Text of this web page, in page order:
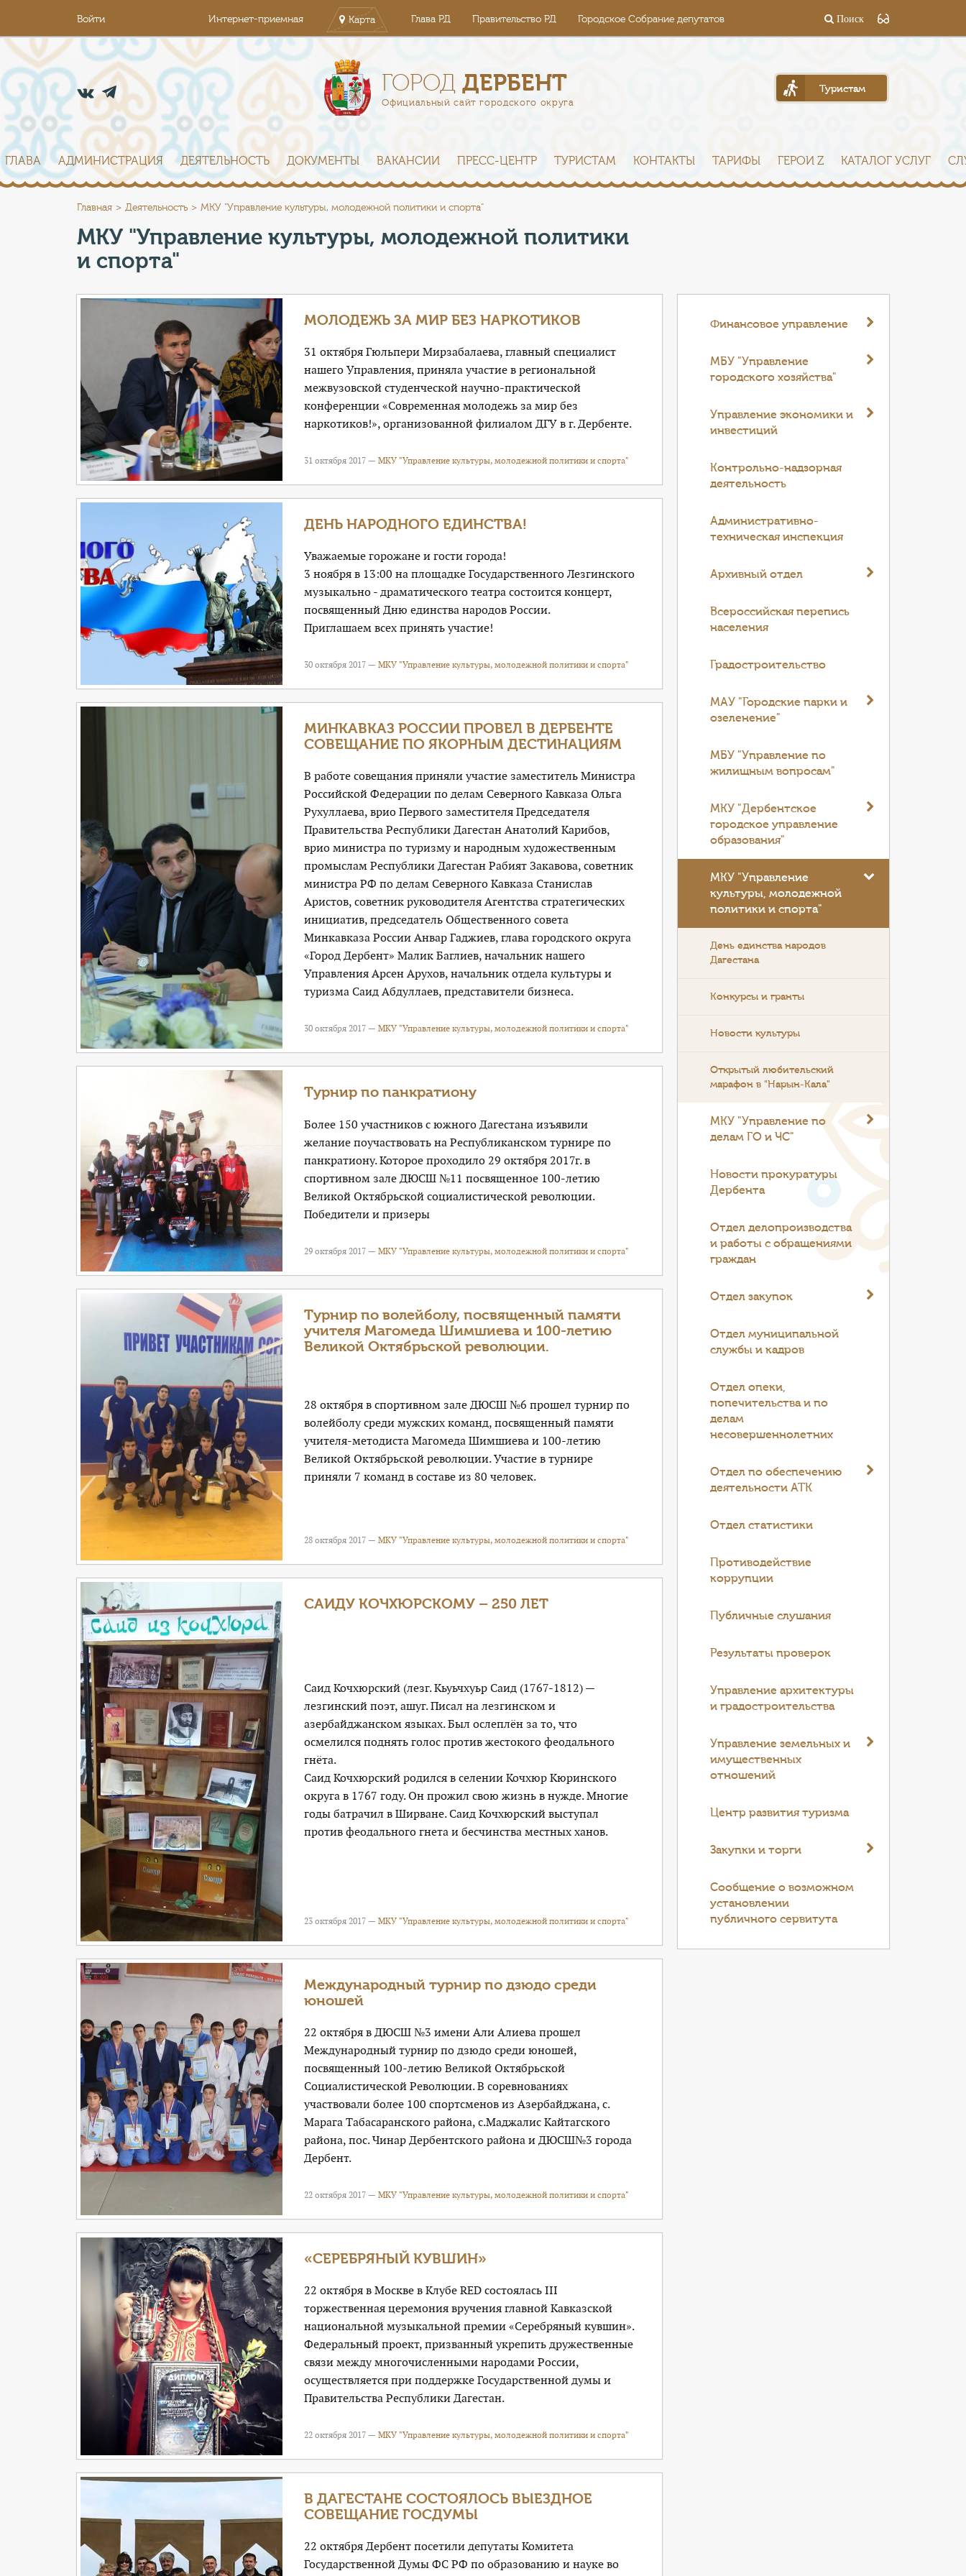
Войти Интернет-приемная Карта Глава РД Правительство РД Городское Собрание депутатов Поиск
ГОРОДДЕРБЕНТ
Официальный сайт городского округа
Туристам
ГЛАВА АДМИНИСТРАЦИЯ ДЕЯТЕЛЬНОСТЬ ДОКУМЕНТЫ ВАКАНСИИ ПРЕСС-ЦЕНТР ТУРИСТАМ КОНТАКТЫ ТАРИФЫ ГЕРОИ Z КАТАЛОГ УСЛУГ
Главная Деятельность МКУ "Управление культуры, молодежной политики и спорта"
МКУ "Управление культуры, молодежной политики
и спорта"
МОЛОДЕЖЬ ЗА МИР БЕЗ НАРКОТИКОВ
31 октября Гюльпери Мирзабалаева, главный специалист
нашего Управления, приняла участие в региональной
межвузовской студенческой научно-практической
конференции «Современная молодежь за мир без
наркотиков!», организованной филиалом ДГУ в г. Дербенте.
31 октября 2017 —МКУ "Управление культуры, молодежной политики и спорта"
ДЕНЬ НАРОДНОГО ЕДИНСТВА!
Уважаемые горожане и гости города!
3 ноября в 13:00 на площадке Государственного Лезгинского
музыкально - драматического театра состоится концерт,
посвященный Дню единства народов России.
Приглашаем всех принять участие!
30 октября 2017 —МКУ "Управление культуры, молодежной политики и спорта"
МИНКАВКАЗ РОССИИ ПРОВЕЛ В ДЕРБЕНТЕ
СОВЕЩАНИЕ ПО ЯКОРНЫМ ДЕСТИНАЦИЯМ
В работе совещания приняли участие заместитель Министра
Российской Федерации по делам Северного Кавказа Ольга
Рухуллаева, врио Первого заместителя Председателя
Правительства Республики Дагестан Анатолий Карибов,
врио министра по туризму и народным художественным
промыслам Республики Дагестан Рабият Закавова, советник
министра РФ по делам Северного Кавказа Станислав
Аристов, советник руководителя Агентства стратегических
инициатив, председатель Общественного совета
Минкавказа России Анвар Гаджиев, глава городского округа
«Город Дербент» Малик Баглиев, начальник нашего
Управления Арсен Арухов, начальник отдела культуры и
туризма Саид Абдуллаев, представители бизнеса.
30 октября 2017 —МКУ "Управление культуры, молодежной политики и спорта"
Турнир по панкратиону
Более 150 участников с южного Дагестана изъявили
желание поучаствовать на Республиканском турнире по
панкратиону. Которое проходило 29 октября 2017г. в
спортивном зале ДЮСШ №11 посвященное 100-летию
Великой Октябрьской социалистической революции.
Победители и призеры
29 октября 2017 —МКУ "Управление культуры, молодежной политики и спорта"
Турнир по волейболу, посвященный памяти
учителя Магомеда Шимшиева и 100-летию
Великой Октябрьской революции.
28 октября в спортивном зале ДЮСШ №6 прошел турнир по
волейболу среди мужских команд, посвященный памяти
учителя-методиста Магомеда Шимшиева и 100-летию
Великой Октябрьской революции. Участие в турнире
приняли 7 команд в составе из 80 человек.
28 октября 2017 —МКУ "Управление культуры, молодежной политики и спорта"
САИДУ КОЧХЮРСКОМУ – 250 ЛЕТ
Саид Кочхюрский (лезг. Кьуьчхуьр Саид (1767-1812) —
лезгинский поэт, ашуг. Писал на лезгинском и
азербайджанском языках. Был ослеплён за то, что
осмелился поднять голос против жестокого феодального
гнёта.
Саид Кочхюрский родился в селении Кочхюр Кюринского
округа в 1767 году. Он прожил свою жизнь в нужде. Многие
годы батрачил в Ширване. Саид Кочхюрский выступал
против феодального гнета и бесчинства местных ханов.
23 октября 2017 —МКУ "Управление культуры, молодежной политики и спорта"
Международный турнир по дзюдо среди
юношей
22 октября в ДЮСШ №3 имени Али Алиева прошел
Международный турнир по дзюдо среди юношей,
посвященный 100-летию Великой Октябрьской
Социалистической Революции. В соревнованиях
участвовали более 100 спортсменов из Азербайджана, с.
Марага Табасаранского района, с.Маджалис Кайтагского
района, пос. Чинар Дербентского района и ДЮСШ№3 города
Дербент.
22 октября 2017 —МКУ "Управление культуры, молодежной политики и спорта"
«СЕРЕБРЯНЫЙ КУВШИН»
22 октября в Москве в Клубе RED состоялась III
торжественная церемония вручения главной Кавказской
национальной музыкальной премии «Серебряный кувшин».
Федеральный проект, призванный укрепить дружественные
связи между многочисленными народами России,
осуществляется при поддержке Государственной думы и
Правительства Республики Дагестан.
22 октября 2017 —МКУ "Управление культуры, молодежной политики и спорта"
В ДАГЕСТАНЕ СОСТОЯЛОСЬ ВЫЕЗДНОЕ
СОВЕЩАНИЕ ГОСДУМЫ
22 октября Дербент посетили депутаты Комитета
Государственной Думы ФС РФ по образованию и науке во
Финансовое управление
МБУ "Управление
городского хозяйства"
Управление экономики и
инвестиций
Контрольно-надзорная
деятельность
Административно-
техническая инспекция
Архивный отдел
Всероссийская перепись
населения
Градостроительство
МАУ "Городские парки и
озеленение"
МБУ "Управление по
жилищным вопросам"
МКУ "Дербентское
городское управление
образования"
МКУ "Управление
культуры, молодежной
политики и спорта"
День единства народов
Дагестана
Конкурсы и гранты
Новости культуры
Открытый любительский
марафон в "Нарын-Кала"
МКУ "Управление по
делам ГО и ЧС"
Новости прокуратуры
Дербента
Отдел делопроизводства
и работы с обращениями
граждан
Отдел закупок
Отдел муниципальной
службы и кадров
Отдел опеки,
попечительства и по
делам
несовершеннолетних
Отдел по обеспечению
деятельности АТК
Отдел статистики
Противодействие
коррупции
Публичные слушания
Результаты проверок
Управление архитектуры
и градостроительства
Управление земельных и
имущественных
отношений
Центр развития туризма
Закупки и торги
Cообщение о возможном
установлении
публичного сервитута